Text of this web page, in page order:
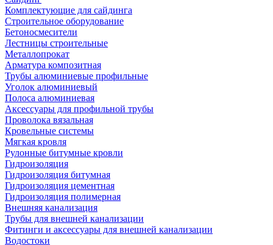
Комплектующие для сайдинга
Строительное оборудование
Бетоносмесители
Лестницы строительные
Металлопрокат
Арматура композитная
Трубы алюминиевые профильные
Уголок алюминиевый
Полоса алюминиевая
Аксессуары для профильной трубы
Проволока вязальная
Кровельные системы
Мягкая кровля
Рулонные битумные кровли
Гидроизоляция
Гидроизоляция битумная
Гидроизоляция цементная
Гидроизоляция полимерная
Внешняя канализация
Трубы для внешней канализации
Фитинги и аксессуары для внешней канализации
Водостоки